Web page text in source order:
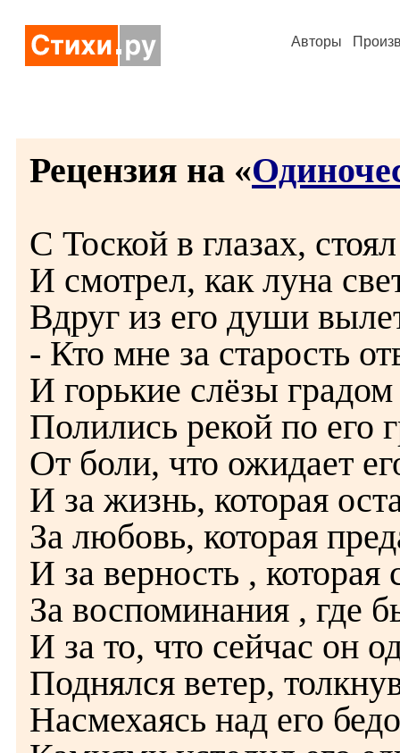
Авторы
Рецензия на «
С Тоской в глазах,
И смотрел, как луна
Вдруг из его души
- Кто мне за старость
И горькие слёзы градом
Полились рекой по его
От боли, что ожидает
И за жизнь, которая
За любовь, которая
И за верность , которая
За воспоминания , где
И за то, что сейчас он
Поднялся ветер,
Насмехаясь над его